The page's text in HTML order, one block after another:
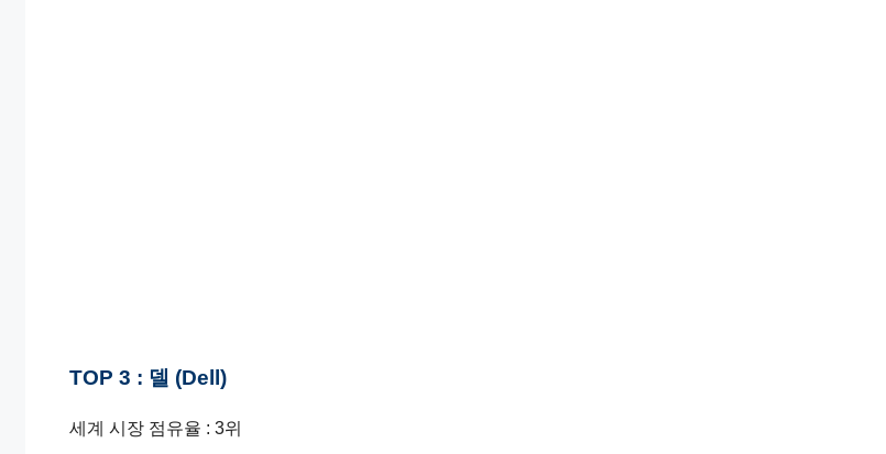
TOP 3 : 델 (Dell)
세계 시장 점유율 : 3위